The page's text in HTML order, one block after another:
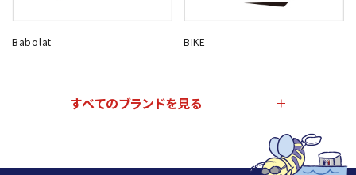
Babolat BIKE
すべてのブランドを見る